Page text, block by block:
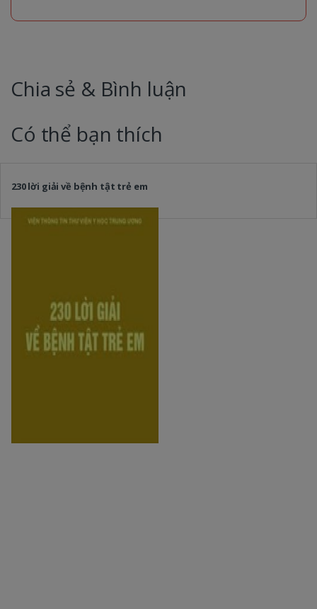
Chia sẻ & Bình luận
Có thể bạn thích
230 lời giải về bệnh tật trẻ em